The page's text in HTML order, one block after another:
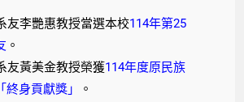
友李艷惠教授當選本校114年第25
。
友黃美金教授榮獲114年度原民族
身貢獻獎」
。